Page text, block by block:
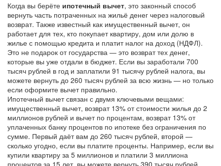
Когда вы берёте ипотечный вычет, это законный способ
вернуть часть потраченных на жильё денег через налоговый
возврат. Также известный как имущественный вычет, он
работает для тех, кто покупает квартиру, дом или долю в
жилье с помощью кредита и платит налог на доход (НДФЛ).
Это не подарок от государства — это возврат тех денег,
которые вы уже отдали в бюджет. Если вы заработали 700
тысяч рублей в год и заплатили 91 тысячу рублей налога, вы
можете вернуть до 260 тысяч рублей за всю жизнь — но только
если оформите вычет правильно.
Ипотечный вычет связан с двумя ключевыми вещами:
имущественный вычет, возврат 13% от стоимости жилья до 2
миллионов рублей и вычет по процентам, возврат 13% от
уплаченных банку процентов по ипотеке без ограничения по
сумме. Первый даёт вам до 260 тысяч рублей, второй —
сколько угодно, если вы платите проценты. Например, если вы
купили квартиру за 5 миллионов и платили 3 миллиона
процентов за 15 лет, вы можете вернуть 390 тысяч рублей